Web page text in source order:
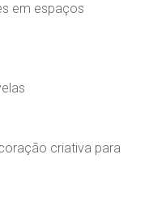
em espaços
criativa para